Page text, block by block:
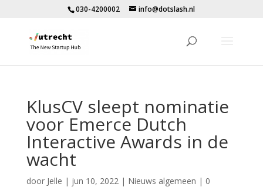
030-4200002 info@dotslash.nl
KlusCV sleept nominatie
voor Emerce Dutch
Interactive Awards in de
wacht
door Jelle | jun 10, 2022| Nieuws algemeen | 0